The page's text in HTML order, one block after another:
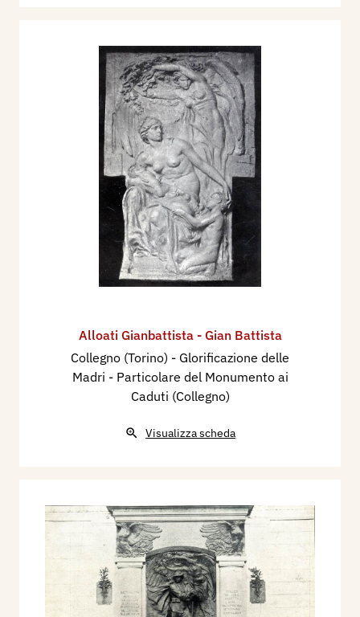
Alloati Gianbattista - Gian Battista
Collegno (Torino) - Glorificazione delle
Madri - Particolare del Monumento ai
Caduti (Collegno)
Visualizza scheda